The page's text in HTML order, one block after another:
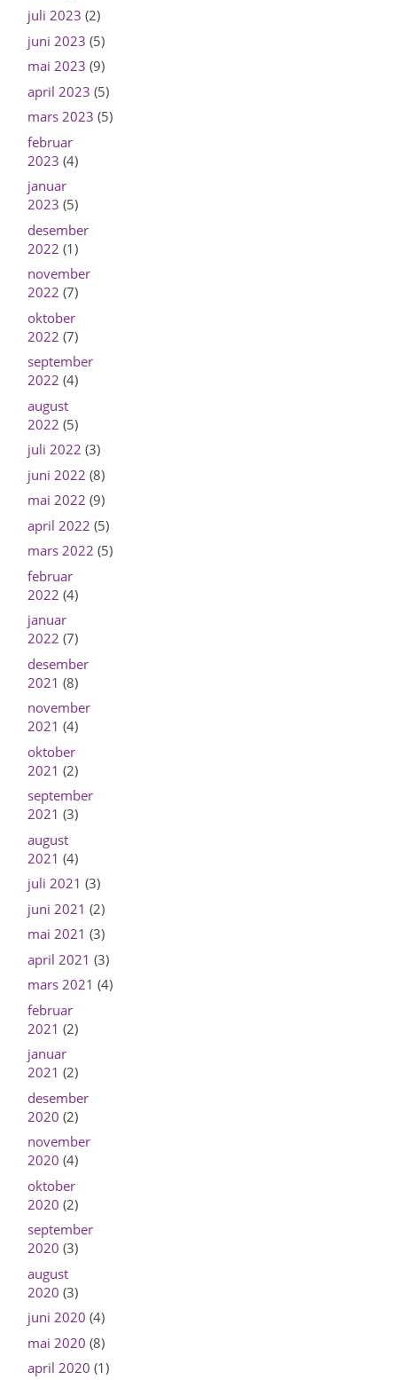
juli 2023 (2)
juni 2023 (5)
mai 2023 (9)
april 2023 (5)
mars 2023 (5)
februar
2023 (4)
januar
2023 (5)
desember
2022 (1)
november
2022 (7)
oktober
2022 (7)
september
2022 (4)
august
2022 (5)
juli 2022 (3)
juni 2022 (8)
mai 2022 (9)
april 2022 (5)
mars 2022 (5)
februar
2022 (4)
januar
2022 (7)
desember
2021 (8)
november
2021 (4)
oktober
2021 (2)
september
2021 (3)
august
2021 (4)
juli 2021 (3)
juni 2021 (2)
mai 2021 (3)
april 2021 (3)
mars 2021 (4)
februar
2021 (2)
januar
2021 (2)
desember
2020 (2)
november
2020 (4)
oktober
2020 (2)
september
2020 (3)
august
2020 (3)
juni 2020 (4)
mai 2020 (8)
april 2020 (1)